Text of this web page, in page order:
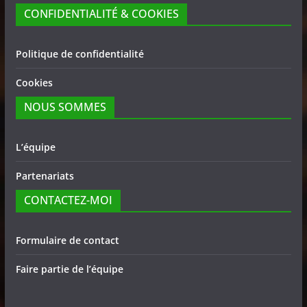
CONFIDENTIALITÉ & COOKIES
Politique de confidentialité
Cookies
NOUS SOMMES
L’équipe
Partenariats
CONTACTEZ-MOI
Formulaire de contact
Faire partie de l’équipe